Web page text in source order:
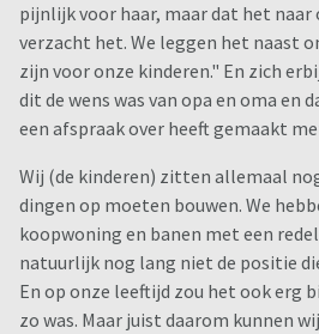
pijnlijk voor haar, maar dat het naar
verzacht het. We leggen het naast
zijn voor onze kinderen." En zich
dit de wens was van opa en oma en
een afspraak over heeft gemaakt
Wij (de kinderen) zitten allemaal
dingen op moeten bouwen. We
koopwoning en banen met een
natuurlijk nog lang niet de positie
En op onze leeftijd zou het ook erg
zo was. Maar juist daarom kunnen